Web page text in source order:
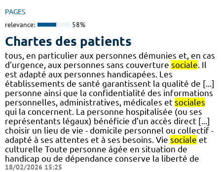
PAGES
relevance: 58%
Chartes des patients
tous, en particulier aux personnes démunies et, en cas
d’urgence, aux personnes sans couverture sociale . Il
est adapté aux personnes handicapées. Les
établissements de santé garantissent la qualité de [...]
personne ainsi que la confidentialité des informations
personnelles, administratives, médicales et sociales
qui la concernent. La personne hospitalisée (ou ses
représentants légaux) bénéficie d’un accès direct [...]
choisir un lieu de vie - domicile personnel ou collectif -
adapté à ses attentes et à ses besoins. Vie sociale et
culturelle Toute personne âgée en situation de
handicap ou de dépendance conserve la liberté de
18/02/2026 15:25